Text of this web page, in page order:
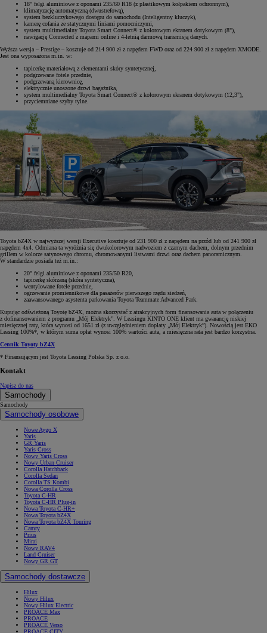
18" felgi aluminiowe z oponami 235/60 R18 (z plastikowym kołpakiem ochronnym),
klimatyzację automatyczną (dwustrefową),
system bezkluczykowego dostępu do samochodu (Inteligentny kluczyk),
kamerę cofania ze statycznymi liniami pomocniczymi,
system multimedialny Toyota Smart Connect® z kolorowym ekranem dotykowym (8"),
nawigację Connected z mapami online i 4-letnią darmową transmisją danych.
Wyższa wersja – Prestige – kosztuje od 214 900 zł z napędem FWD oraz od 224 900 zł z napędem XMODE.
Jest ona wyposażona m.in. w:
tapicerkę materiałową z elementami skóry syntetycznej,
podgrzewane fotele przednie,
podgrzewaną kierownicę,
elektrycznie unoszone drzwi bagażnika,
system multimedialny Toyota Smart Connect® z kolorowym ekranem dotykowym (12,3"),
przyciemniane szyby tylne.
Toyota bZ4X w najwyższej wersji Executive kosztuje od 231 900 zł z napędem na przód lub od 241 900 zł
napędem 4x4. Odmiana ta wyróżnia się dwukolorowym nadwoziem z czarnym dachem, dolnym przednim
grillem w kolorze satynowego chromu, chromowanymi listwami drzwi oraz dachem panoramicznym.
W standardzie posiada też m.in.:
20" felgi aluminiowe z oponami 235/50 R20,
tapicerkę skórzaną (skóra syntetyczna),
wentylowane fotele przednie,
ogrzewanie promiennikowe dla pasażerów pierwszego rzędu siedzeń,
zaawansowanego asystenta parkowania Toyota Teammate Advanced Park.
Kupując odświeżoną Toyotę bZ4X, można skorzystać z atrakcyjnych form finansowania auta w połączeniu
z dofinansowaniem z programu „Mój Elektryk”. W Leasingu KINTO ONE klient ma gwarancję niskiej
miesięcznej raty, która wynosi od 1651 zł (z uwzględnieniem dopłaty „Mój Elektryk”). Nowością jest EKO
Leasing 100%*, w którym suma opłat wynosi 100% wartości auta, a miesięczna rata jest bardzo korzystna.
Cennik Toyoty bZ4X
* Finansującym jest Toyota Leasing Polska Sp. z o.o.
Kontakt
Napisz do nas
Samochody
Samochody
Samochody osobowe
Nowe Aygo X
Yaris
GR Yaris
Yaris Cross
Nowy Yaris Cross
Nowy Urban Cruiser
Corolla Hatchback
Corolla Sedan
Corolla TS Kombi
Nowa Corolla Cross
Toyota C-HR
Toyota C-HR Plug-in
Nowa Toyota C-HR+
Nowa Toyota bZ4X
Nowa Toyota bZ4X Touring
Camry
Prius
Mirai
Nowy RAV4
Land Cruiser
Nowy GR GT
Samochody dostawcze
Hilux
Nowy Hilux
Nowy Hilux Electric
PROACE Max
PROACE
PROACE Verso
PROACE CITY